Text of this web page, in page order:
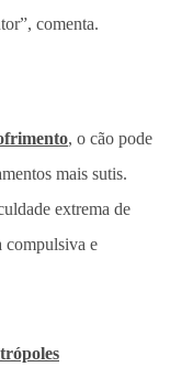
comenta.
, o cão pode
mais sutis.
extrema de
compulsiva e